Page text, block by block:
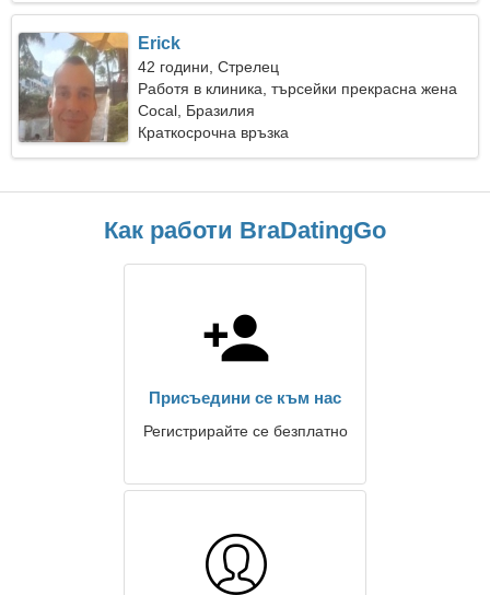
Erick
42 години, Стрелец
Работя в клиника, търсейки прекрасна жена
Cocal, Бразилия
Краткосрочна връзка
Как работи BraDatingGo
Присъедини се към нас
Регистрирайте се безплатно